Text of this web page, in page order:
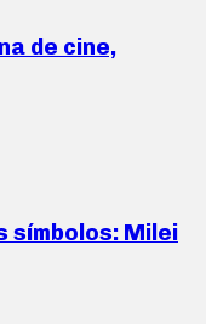
de cine,
símbolos: Milei